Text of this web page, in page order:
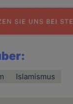
Islamismus